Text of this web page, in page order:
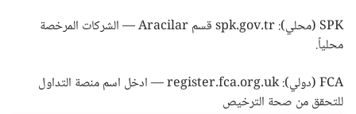
SPK (محلي): spk.gov.tr قسم Aracilar — الشركات المرخصة
محلياً.
FCA (دولي): register.fca.org.uk — ادخل اسم منصة التداول
للتحقق من صحة الترخيص